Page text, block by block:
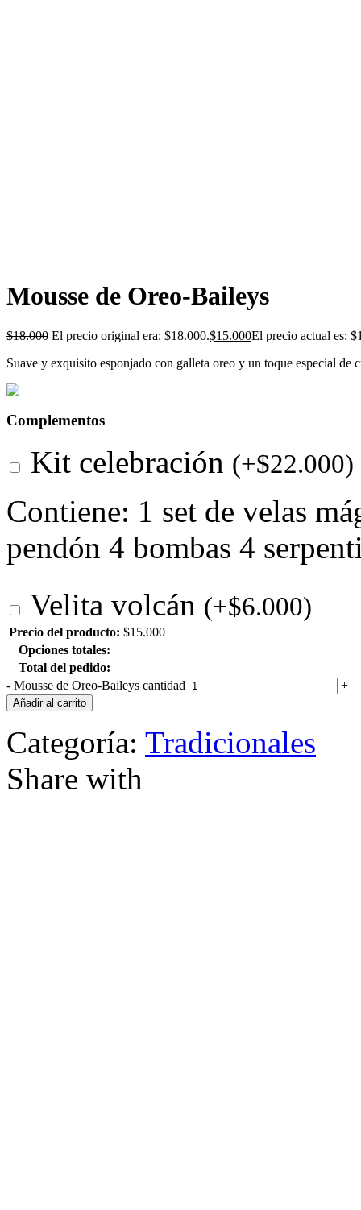
Mousse de Oreo-Baileys
$18.000 El precio original era: $18.000.$15.000El precio actual es:
Suave y exquisito esponjado con galleta oreo y un toque especial de
Complementos
Kit celebración (+$22.000)
Contiene: 1 set de velas
pendón 4 bombas 4
Velita volcán (+$6.000)
Precio del producto: $15.000
Opciones totales:
Total del pedido:
- Mousse de Oreo-Baileys cantidad +
Añadir al carrito
Categoría: Tradicionales
Share with